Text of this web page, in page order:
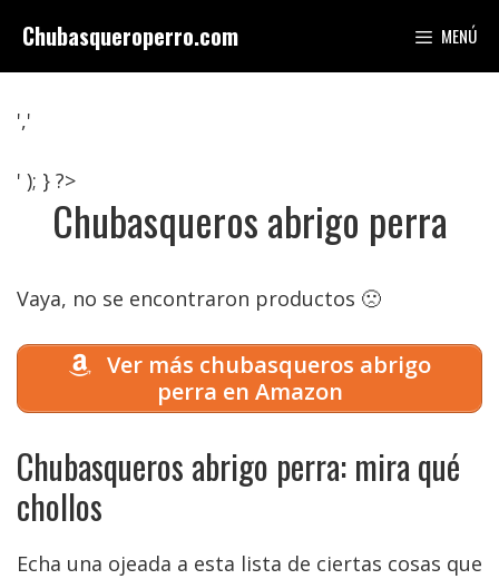
contenido
Chubasqueroperro.com MENÚ
','
' ); } ?>
Chubasqueros abrigo perra
Vaya, no se encontraron productos 🙁
Ver más chubasqueros abrigo
perra en Amazon
Chubasqueros abrigo perra: mira qué
chollos
Echa una ojeada a esta lista de ciertas cosas que